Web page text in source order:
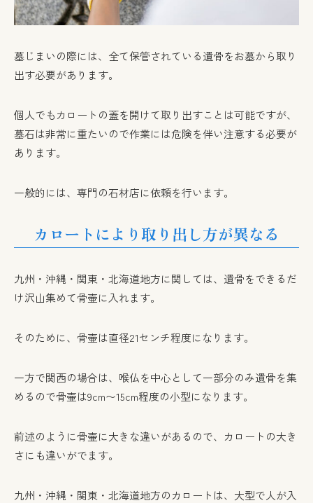
墓じまいの際には、全て保管されている遺骨をお墓から取り
出す必要があります。
個人でもカロートの蓋を開けて取り出すことは可能ですが、
墓石は非常に重たいので作業には危険を伴い注意する必要が
あります。
一般的には、専門の石材店に依頼を行います。
カロートにより取り出し方が異なる
九州・沖縄・関東・北海道地方に関しては、遺骨をできるだ
け沢山集めて骨壷に入れます。
そのために、骨壷は直径21センチ程度になります。
一方で関西の場合は、喉仏を中心として一部分のみ遺骨を集
めるので骨壷は9cm〜15cm程度の小型になります。
前述のように骨壷に大きな違いがあるので、カロートの大き
さにも違いがでます。
九州・沖縄・関東・北海道地方のカロートは、大型で人が入